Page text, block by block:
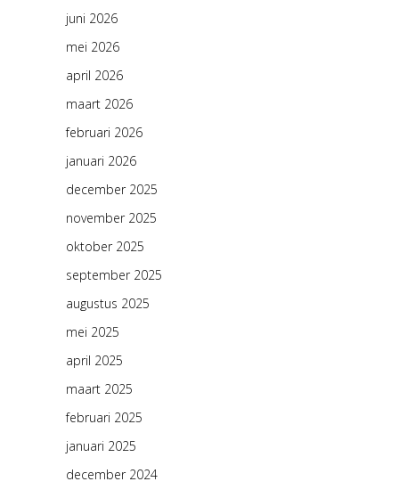
juni 2026
mei 2026
april 2026
maart 2026
februari 2026
januari 2026
december 2025
november 2025
oktober 2025
september 2025
augustus 2025
mei 2025
april 2025
maart 2025
februari 2025
januari 2025
december 2024